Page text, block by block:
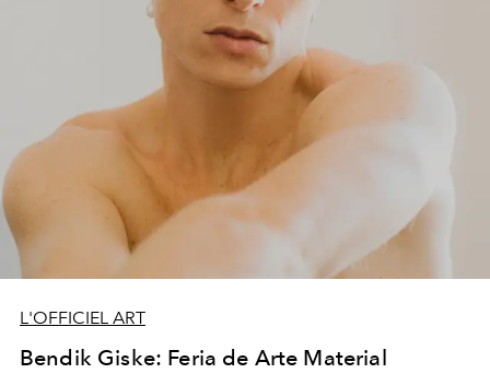
L'OFFICIEL ART
Bendik Giske: Feria de Arte Material